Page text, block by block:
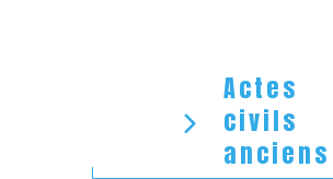
Actes
civils
anciens